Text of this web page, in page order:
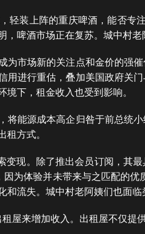
轻装上阵的重庆啤酒，能否专
，啤酒市场正在复苏。城中村
为市场新的关注点和金价的强
用进行重估，叠加美国政府关
境下，租金收入也受到影响。
将能源成本高企归咎于前总统
租方式。
现。除了推出会员订阅，其
因为体验并未带来与之匹配的
流失。城中村老阿姨们也面
屋来增加收入。出租屋不仅提